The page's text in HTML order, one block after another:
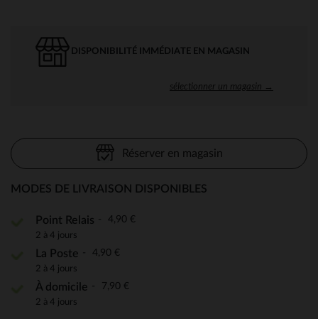
DISPONIBILITÉ IMMÉDIATE EN MAGASIN
sélectionner un magasin →
Réserver en magasin
MODES DE LIVRAISON DISPONIBLES
Point Relais 4,90 €
2 à 4 jours
La Poste 4,90 €
2 à 4 jours
À domicile 7,90 €
2 à 4 jours